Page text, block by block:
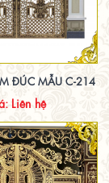
ĐÚC MẪU C-214
Liên hệ